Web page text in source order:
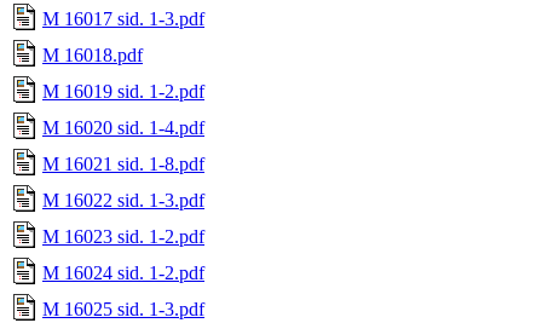
M 16017 sid. 1-3.pdf
M 16018.pdf
M 16019 sid. 1-2.pdf
M 16020 sid. 1-4.pdf
M 16021 sid. 1-8.pdf
M 16022 sid. 1-3.pdf
M 16023 sid. 1-2.pdf
M 16024 sid. 1-2.pdf
M 16025 sid. 1-3.pdf